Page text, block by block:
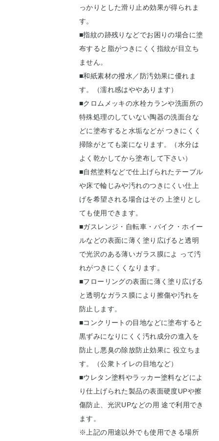
っかりとした滑り止め効果が得られま
す。
■指紋の跡残りなどでお困りの場合に塗
布すると脂がつきにくく指紋が目立ち
ません。
■和紙素材の撥水／防汚効果に優れま
す。（濡れ感はややあります）
■クロムメッキの水栓カランや洗面所の
特殊処理のしていない陶器の洗面台な
どに塗布すると水垢などが つきにくく
掃除がとても楽になります。（水分は
よく乾かしてから塗布して下さい）
■自然塗料などで仕上げられたテーブル
や床で輪じみや汚れのつきにくい仕上
げを希望される場合はその 上塗りとし
ても使用できます。
■ガスレンジ・自転車・バイク・ホイー
ルなどの表面に薄く塗り広げると透明
で光沢のある薄いガラス膜によ って汚
れがつきにくくなります。
■フローリングの表面に薄く塗り広げる
と透明なガラス膜により擦傷や汚れを
防止します。
■コンクリートの目地などに塗布すると
黒ずみになりにくく汚れ成分の進入を
防止し悪臭の除放防止効果に 役立ちま
す。（公衆トイレの目地など）
■ウレタン塗料やラッカー塗料などによ
り仕上げられた製品の表面硬度UPや擦
傷防止、光沢UPなどの用 途で利用でき
ます。
※上記の用途以外でも使用できる場所